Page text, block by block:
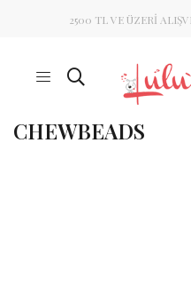
2500 TL VE ÜZERİ
CHEWBEADS